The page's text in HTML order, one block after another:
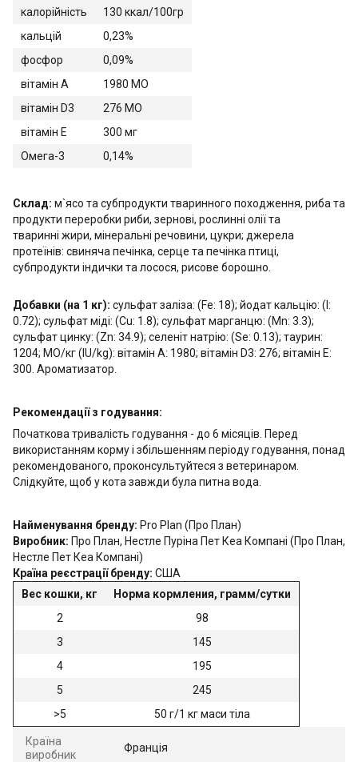
калорійність
130 ккал/100гр
кальцій
0,23%
фосфор
0,09%
вітамін А
1980 МО
вітамін D3
276 МО
вітамін E
300 мг
Омега-3
0,14%
Склад: м`ясо та субпродукти тваринного походження, риба та
продукти переробки риби, зернові, рослинні олії та
тваринні жири, мінеральні речовини, цукри; джерела
протеїнів: свиняча печінка, серце та печінка птиці,
субпродукти індички та лосося, рисове борошно.
Добавки (на 1 кг): сульфат заліза: (Fe: 18); йодат кальцію: (I:
0.72); сульфат міді: (Cu: 1.8); сульфат марганцю: (Mn: 3.3);
сульфат цинку: (Zn: 34.9); селеніт натрію: (Se: 0.13); таурин:
1204; МО/кг (IU/kg): вітамін А: 1980; вітамін D3: 276; вітамін Е:
300. Ароматизатор.
Рекомендації з годування:
Початкова тривалість годування - до 6 місяців. Перед
використанням корму і збільшенням періоду годування, понад
рекомендованого, проконсультуйтеся з ветеринаром.
Слідкуйте, щоб у кота завжди була питна вода.
Найменування бренду: Pro Plan (Про План)
Виробник: Про План, Нестле Пуріна Пет Кеа Компані (Про План,
Нестле Пет Кеа Компані)
Країна реєстрації бренду: США
Вес кошки, кг
Норма кормления, грамм/сутки
2
98
3
145
4
195
5
245
>5
50 г/1 кг маси тіла
Країна
виробник
Франція